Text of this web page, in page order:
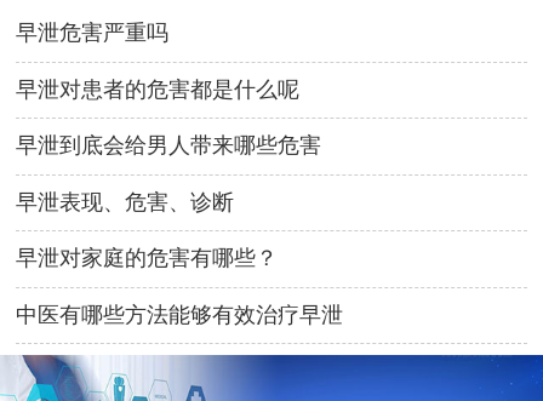
早泄危害严重吗
早泄对患者的危害都是什么呢
早泄到底会给男人带来哪些危害
早泄表现、危害、诊断
早泄对家庭的危害有哪些？
中医有哪些方法能够有效治疗早泄